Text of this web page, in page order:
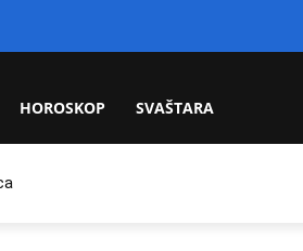
HOROSKOP SVAŠTARA